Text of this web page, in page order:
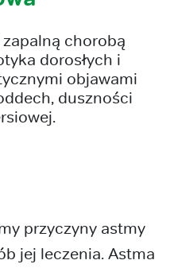
chorobą
dorosłych i
objawami
duszności
przyczyny astmy
jej leczenia. Astma